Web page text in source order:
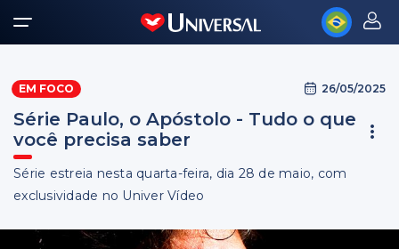
EM FOCO 26/05/2025
Série Paulo, o Apóstolo - Tudo o que
você precisa saber
Série estreia nesta quarta-feira, dia 28 de maio, com
exclusividade no Univer Vídeo